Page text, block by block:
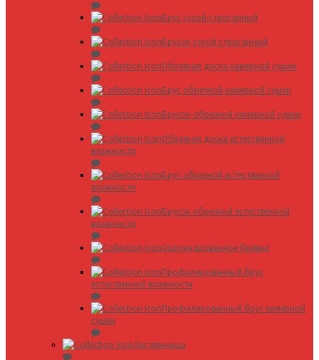
Брус сухой строганный
Брусок сухой строганный
Обрезная доска камерной сушки
Брус обрезной камерной сушки
Брусок обрезной камерной сушки
Обрезная доска естественной
влажности
Брус обрезной естественной
влажности
Брусок обрезной естественной
влажности
Оцилиндрованное бревно
Профилированный брус
естественной влажности
Профилированный брус камерной
сушки
Лиственница